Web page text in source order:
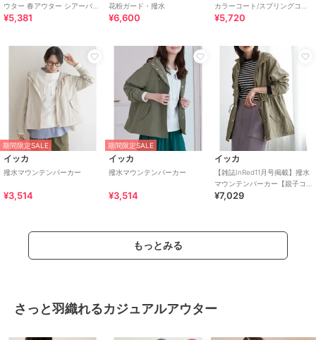
ウター 春アウター シアーパー
カー レディース アウター ブル
¥5,381
花粉ガード・撥水
¥6,600
カラーコート/スプリングコー
ト
¥5,720
期間限定SALE
イッカ
撥水マウンテンパーカー
¥3,514
期間限定SALE
イッカ
撥水マウンテンパーカー
¥3,514
イッカ
【雑誌InRed11月号掲載】撥水
マウンテンパーカー【親子コ
ーデ】
¥7,029
もっとみる
さっと羽織れるカジュアルアウター